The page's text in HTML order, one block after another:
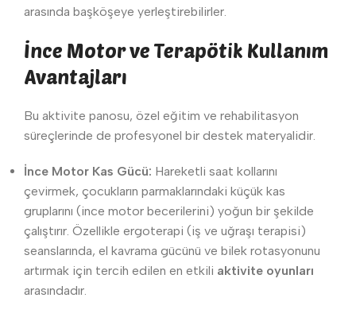
arasında başköşeye yerleştirebilirler.
İnce Motor ve Terapötik Kullanım
Avantajları
Bu aktivite panosu, özel eğitim ve rehabilitasyon
süreçlerinde de profesyonel bir destek materyalidir.
İnce Motor Kas Gücü: Hareketli saat kollarını
çevirmek, çocukların parmaklarındaki küçük kas
gruplarını (ince motor becerilerini) yoğun bir şekilde
çalıştırır. Özellikle ergoterapi (iş ve uğraşı terapisi)
seanslarında, el kavrama gücünü ve bilek rotasyonunu
artırmak için tercih edilen en etkili aktivite oyunları
arasındadır.